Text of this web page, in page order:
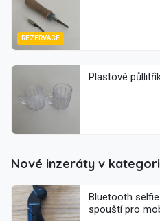
REZERVACE
Plastové
Nové inzeráty v
Bluetooth
spouští pro